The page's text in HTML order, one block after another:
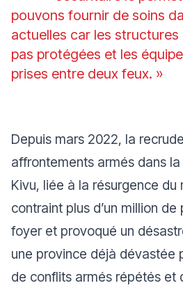
pouvons fournir de soins
actuelles car les
pas protégées et les
prises entre deux feux. »
Depuis mars 2022, la
affrontements armés dans
Kivu, liée à la résurgence
contraint plus d’un million
foyer et provoqué un
une province déjà dévastée
de conflits armés répétés et